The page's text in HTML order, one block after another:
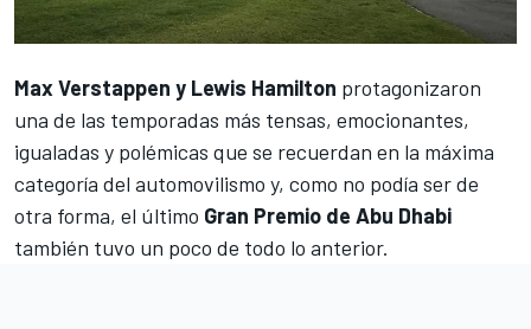
Max Verstappen y Lewis Hamilton protagonizaron
una de las temporadas más tensas, emocionantes,
igualadas y polémicas que se recuerdan en la máxima
categoría del automovilismo y, como no podía ser de
otra forma, el último Gran Premio de Abu Dhabi
también tuvo un poco de todo lo anterior.